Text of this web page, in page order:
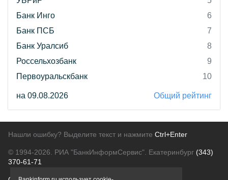
Банк Инго
6
Банк ПСБ
7
Банк Уралсиб
8
Россельхозбанк
9
Первоуральскбанк
10
на 09.08.2026 Общий рейтинг
Нашли ошибку? Выделите текст и нажмите Ctrl+Enter
© 1994-2026. РИА "БанкИнформСервис". Екатеринбург (343)
370-61-71